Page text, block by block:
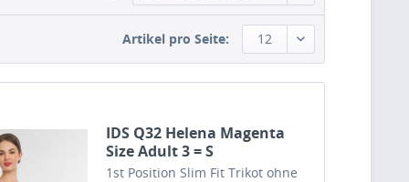
Artikel pro Seite: 12
IDS Q32 Helena Magenta
Size Adult 3 = S
1st Position Slim Fit Trikot ohne